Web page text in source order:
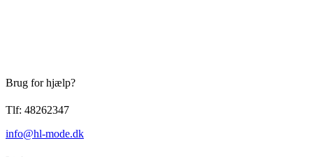
Brug for hjælp?
Tlf: 48262347
info@hl-mode.dk